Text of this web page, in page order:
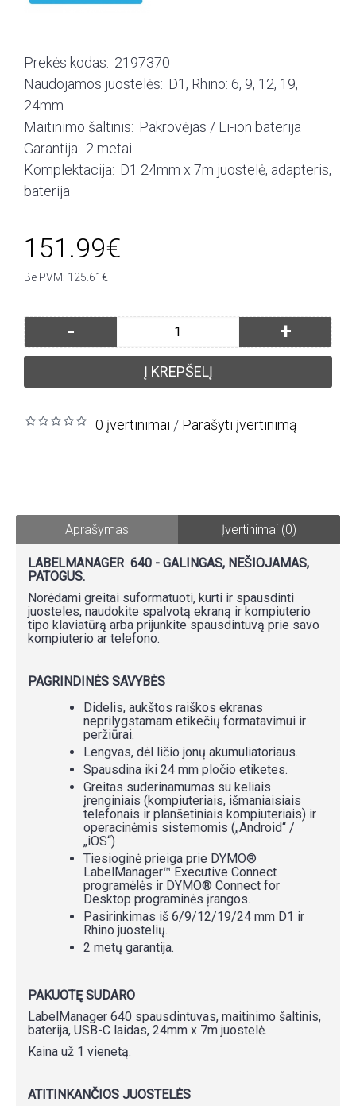
Prekės kodas: 2197370
Naudojamos juostelės: D1, Rhino: 6, 9, 12, 19,
24mm
Maitinimo šaltinis: Pakrovėjas / Li-ion baterija
Garantija: 2 metai
Komplektacija: D1 24mm x 7m juostelė, adapteris,
baterija
151.99€
Be PVM: 125.61€
- +
Į KREPŠELĮ
0 įvertinimai / Parašyti įvertinimą
Aprašymas Įvertinimai (0)
LABELMANAGER 640 - GALINGAS, NEŠIOJAMAS,
PATOGUS.
Norėdami greitai suformatuoti, kurti ir spausdinti
juosteles, naudokite spalvotą ekraną ir kompiuterio
tipo klaviatūrą arba prijunkite spausdintuvą prie savo
kompiuterio ar telefono.
PAGRINDINĖS SAVYBĖS
Didelis, aukštos raiškos ekranas
neprilygstamam etikečių formatavimui ir
peržiūrai.
Lengvas, dėl ličio jonų akumuliatoriaus.
Spausdina iki 24 mm pločio etiketes.
Greitas suderinamumas su keliais
įrenginiais (kompiuteriais, išmaniaisiais
telefonais ir planšetiniais kompiuteriais) ir
operacinėmis sistemomis („Android“ /
„iOS“)
Tiesioginė prieiga prie DYMO®
LabelManager™ Executive Connect
programėlės ir DYMO® Connect for
Desktop programinės įrangos.
Pasirinkimas iš 6/9/12/19/24 mm D1 ir
Rhino juostelių.
2 metų garantija.
PAKUOTĘ SUDARO
LabelManager 640 spausdintuvas, maitinimo šaltinis,
baterija, USB-C laidas, 24mm x 7m juostelė.
Kaina už 1 vienetą.
ATITINKANČIOS JUOSTELĖS